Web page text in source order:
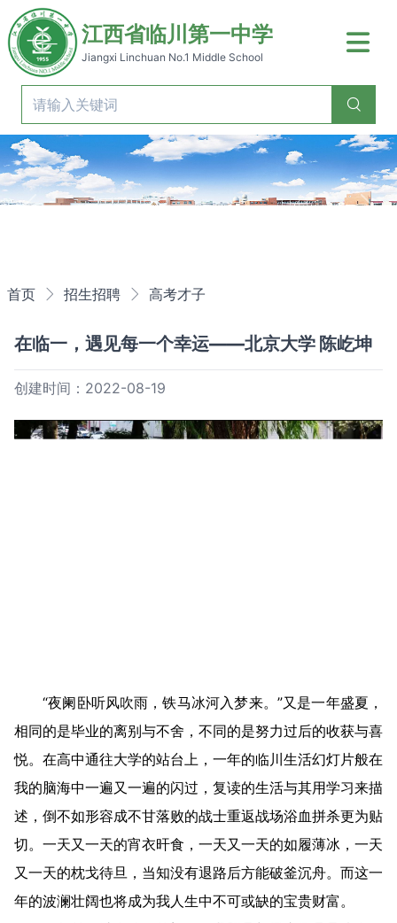
江西省临川第一中学
Jiangxi Linchuan No.1 Middle School
首页 招生招聘 高考才子
在临一，遇见每一个幸运——北京大学 陈屹坤
创建时间：2022-08-19
“夜阑卧听风吹雨，铁马冰河入梦来。”又是一年盛夏，
相同的是毕业的离别与不舍，不同的是努力过后的收获与喜
悦。在高中通往大学的站台上，一年的临川生活幻灯片般在
我的脑海中一遍又一遍的闪过，复读的生活与其用学习来描
述，倒不如形容成不甘落败的战士重返战场浴血拼杀更为贴
切。一天又一天的宵衣旰食，一天又一天的如履薄冰，一天
又一天的枕戈待旦，当知没有退路后方能破釜沉舟。而这一
年的波澜壮阔也将成为我人生中不可或缺的宝贵财富。